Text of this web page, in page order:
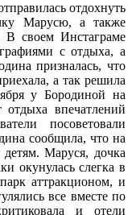
отдохнуть
Марусю, а также
своем Инстаграме
с отдыха, а
призналась, что
а так решила
у Бородиной на
впечатлений
посоветовали
сообщила, что на
Маруся, дочка
окунулась слегка в
аттракционом, и
все вместе по
и отели